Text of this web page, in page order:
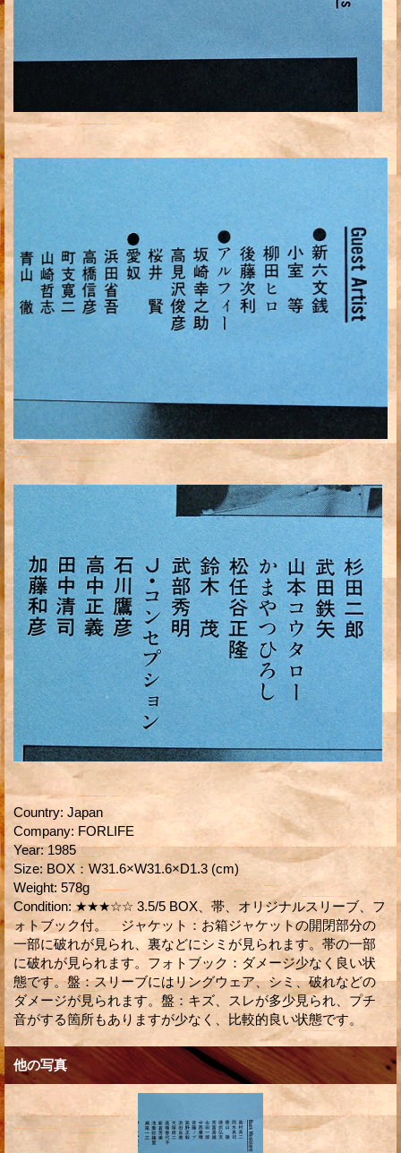
Country: Japan
Company: FORLIFE
Year: 1985
Size: BOX：W31.6×W31.6×D1.3 (cm)
Weight: 578g
Condition: ★★★☆☆ 3.5/5 BOX、帯、オリジナルスリーブ、フ
ォトブック付。 ジャケット：お箱ジャケットの開閉部分の
一部に破れが見られ、裏などにシミが見られます。帯の一部
に破れが見られます。フォトブック：ダメージ少なく良い状
態です。盤：スリーブにはリングウェア、シミ、破れなどの
ダメージが見られます。盤：キズ、スレが多少見られ、プチ
音がする箇所もありますが少なく、比較的良い状態です。
他の写真